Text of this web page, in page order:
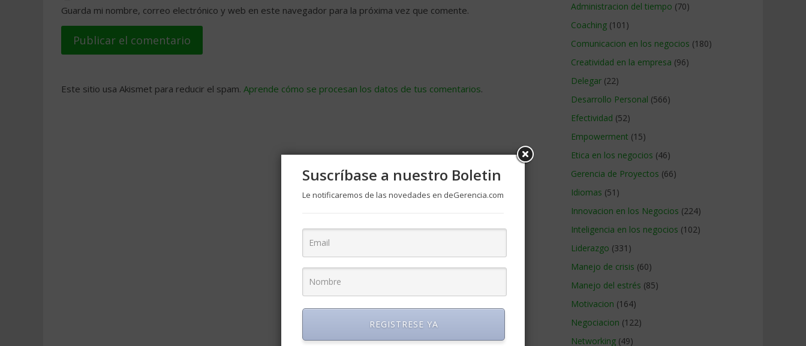
Guarda mi nombre, correo electrónico y web en este navegador para la próxima vez que comente.
Este sitio usa Akismet para reducir el spam. Aprende cómo se procesan los datos de tus comentarios.
Administracion del tiempo (70)
Coaching (101)
Comunicacion en los negocios (180)
Creatividad en la empresa (96)
Delegar (22)
Desarrollo Personal (566)
Efectividad (52)
Empowerment (15)
Etica en los negocios (46)
Gerencia de Proyectos (66)
Idiomas (51)
Innovacion en los Negocios (224)
Inteligencia en los negocios (102)
Liderazgo (331)
Manejo de crisis (60)
Manejo del estrés (85)
Motivacion (164)
Negociacion (122)
Networking (49)
Suscríbase a nuestro Boletin
Le notificaremos de las novedades en deGerencia.com
REGISTRESE YA